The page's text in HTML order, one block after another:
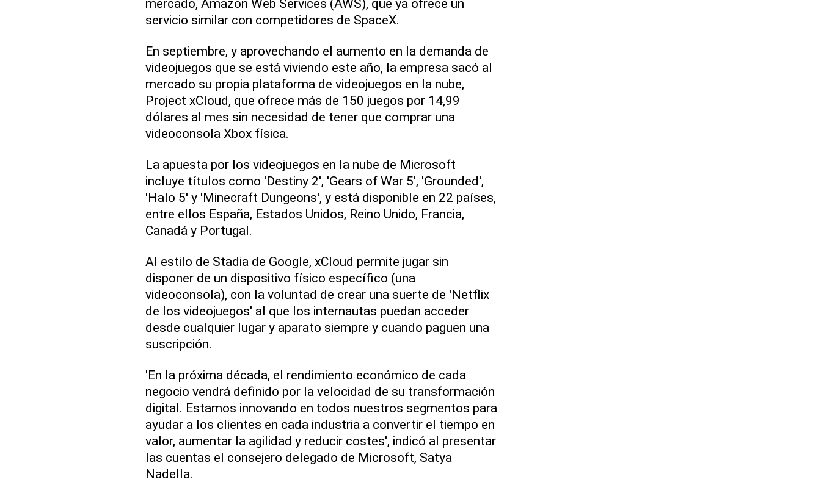
mercado, Amazon Web Services (AWS), que ya ofrece un
servicio similar con competidores de SpaceX.
En septiembre, y aprovechando el aumento en la demanda de
videojuegos que se está viviendo este año, la empresa sacó al
mercado su propia plataforma de videojuegos en la nube,
Project xCloud, que ofrece más de 150 juegos por 14,99
dólares al mes sin necesidad de tener que comprar una
videoconsola Xbox física.
La apuesta por los videojuegos en la nube de Microsoft
incluye títulos como 'Destiny 2', 'Gears of War 5', 'Grounded',
'Halo 5' y 'Minecraft Dungeons', y está disponible en 22 países,
entre ellos España, Estados Unidos, Reino Unido, Francia,
Canadá y Portugal.
Al estilo de Stadia de Google, xCloud permite jugar sin
disponer de un dispositivo físico específico (una
videoconsola), con la voluntad de crear una suerte de 'Netflix
de los videojuegos' al que los internautas puedan acceder
desde cualquier lugar y aparato siempre y cuando paguen una
suscripción.
'En la próxima década, el rendimiento económico de cada
negocio vendrá definido por la velocidad de su transformación
digital. Estamos innovando en todos nuestros segmentos para
ayudar a los clientes en cada industria a convertir el tiempo en
valor, aumentar la agilidad y reducir costes', indicó al presentar
las cuentas el consejero delegado de Microsoft, Satya
Nadella.